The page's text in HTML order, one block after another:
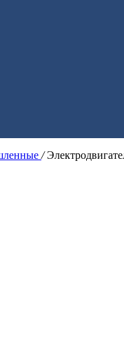
/